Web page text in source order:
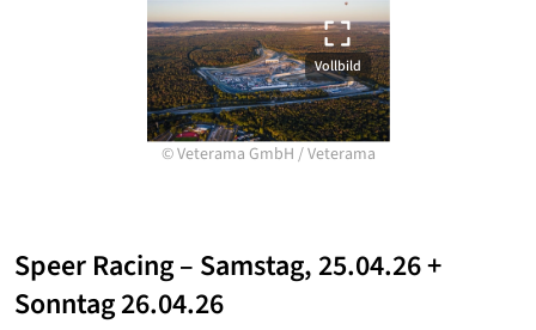
Vollbild
©Veterama GmbH /Veterama
Speer Racing – Samstag, 25.04.26 +
Sonntag 26.04.26